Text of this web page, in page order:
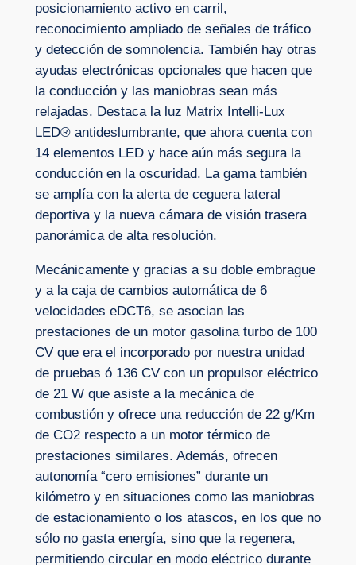
posicionamiento activo en carril,
reconocimiento ampliado de señales de tráfico
y detección de somnolencia. También hay otras
ayudas electrónicas opcionales que hacen que
la conducción y las maniobras sean más
relajadas. Destaca la luz Matrix Intelli-Lux
LED® antideslumbrante, que ahora cuenta con
14 elementos LED y hace aún más segura la
conducción en la oscuridad. La gama también
se amplía con la alerta de ceguera lateral
deportiva y la nueva cámara de visión trasera
panorámica de alta resolución.
Mecánicamente y gracias a su doble embrague
y a la caja de cambios automática de 6
velocidades eDCT6, se asocian las
prestaciones de un motor gasolina turbo de 100
CV que era el incorporado por nuestra unidad
de pruebas ó 136 CV con un propulsor eléctrico
de 21 W que asiste a la mecánica de
combustión y ofrece una reducción de 22 g/Km
de CO2 respecto a un motor térmico de
prestaciones similares. Además, ofrecen
autonomía “cero emisiones” durante un
kilómetro y en situaciones como las maniobras
de estacionamiento o los atascos, en los que no
sólo no gasta energía, sino que la regenera,
permitiendo circular en modo eléctrico durante